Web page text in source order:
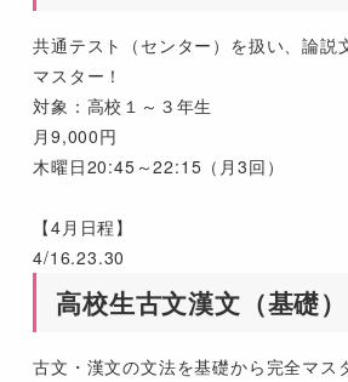
共通テスト（センター）を扱い、論説
マスター！
対象：高校１～３年生
月9,000円
木曜日20:45～22:15（月3回）
【4月日程】
4/16.23.30
高校生古文漢文（基礎）
古文・漢文の文法を基礎から完全マス